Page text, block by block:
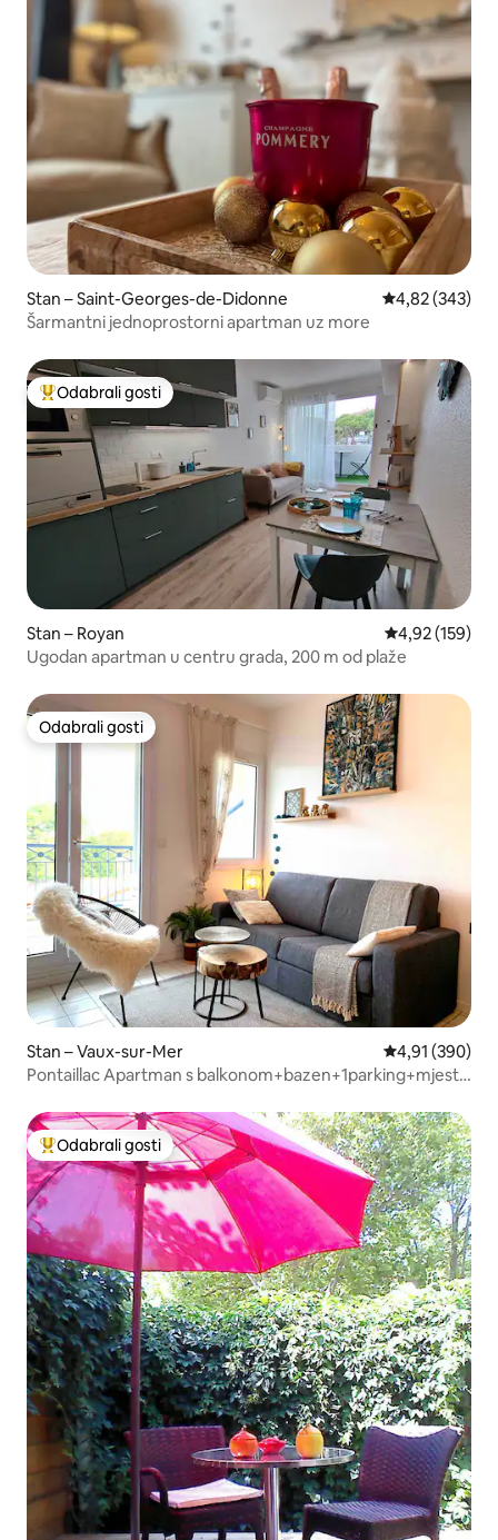
Stan – Saint-Georges-de-Didonne Prosječna
4,82 (343)
Šarmantni jednoprostorni apartman uz more
Među najviše rangiranima s oznakom „Odabrali gosti”
Odabrali gosti
Stan – Royan Prosječna
4,92 (159)
Ugodan apartman u centru grada, 200 m od plaže
Odabrali gosti
Odabrali gosti
Stan – Vaux-sur-Mer Prosječna
4,91 (390)
Pontaillac Apartman s balkonom+bazen+1parking+mjesto
Među najviše rangiranima s oznakom „Odabrali gosti”
Odabrali gosti